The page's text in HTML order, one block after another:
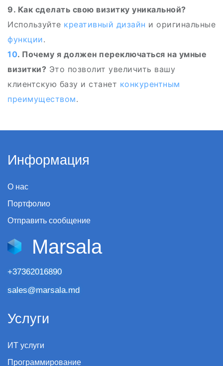
9. Как сделать свою визитку уникальной?
Используйте креативный дизайн и оригинальные
функции.
10. Почему я должен переключаться на умные
визитки? Это позволит увеличить вашу
клиентскую базу и станет конкурентным
преимуществом.
Информация
О нас
Портфолио
Отправить сообщение
Marsala
+37362016890
sales@marsala.md
Услуги
ИТ услуги
Программирование